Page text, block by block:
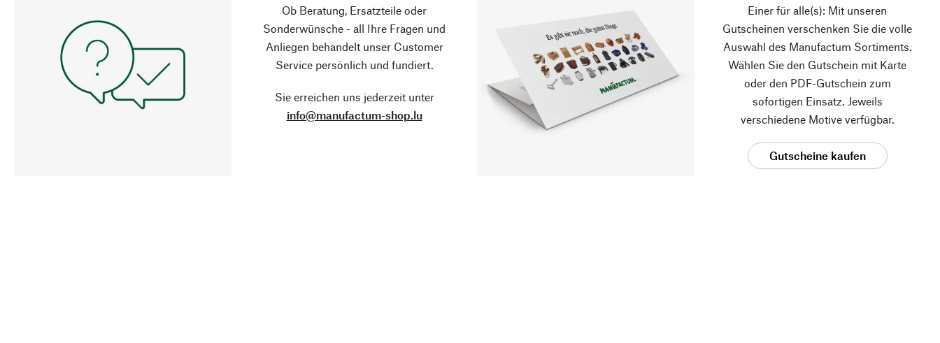
Ob Beratung, Ersatzteile oder
Sonderwünsche - all Ihre Fragen und
Anliegen behandelt unser Customer
Service persönlich und fundiert.
Sie erreichen uns jederzeit unter
info@manufactum-shop.lu
Einer für alle(s): Mit unseren
Gutscheinen verschenken Sie die volle
Auswahl des Manufactum Sortiments.
Wählen Sie den Gutschein mit Karte
oder den PDF-Gutschein zum
sofortigen Einsatz. Jeweils
verschiedene Motive verfügbar.
Gutscheine kaufen